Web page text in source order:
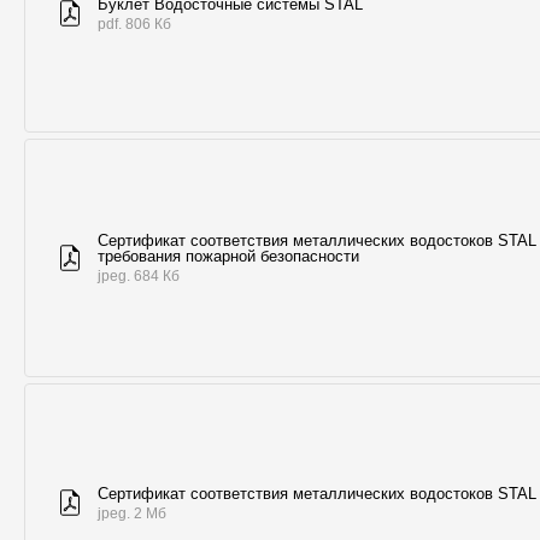
Буклет Водосточные системы STAL
pdf. 806 Кб
Сертификат соответствия металлических водостоков STAL
требования пожарной безопасности
jpeg. 684 Кб
Сертификат соответствия металлических водостоков
jpeg. 2 Мб